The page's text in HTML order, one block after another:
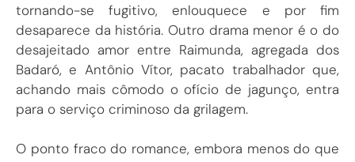
tornando-se fugitivo, enlouquece e por fim
desaparece da história. Outro drama menor é o do
desajeitado amor entre Raimunda, agregada dos
Badaró, e Antônio Vítor, pacato trabalhador que,
achando mais cômodo o ofício de jagunço, entra
para o serviço criminoso da grilagem.
O ponto fraco do romance, embora menos do que